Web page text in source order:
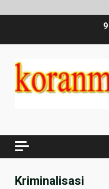
Kriminalisasi